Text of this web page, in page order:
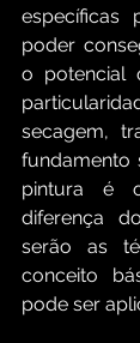
específicas
poder
o potencial
secagem,
fundamento
pintura é
diferença
serão as
conceito
pode ser